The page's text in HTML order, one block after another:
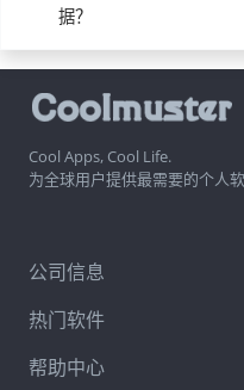
据？
Cool Apps, Cool Life.
为全球用户提供最需要的个人
公司信息
热门软件
帮助中心